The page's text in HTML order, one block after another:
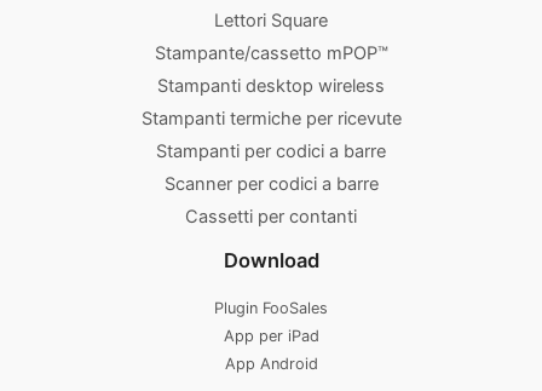
Lettori Square
Stampante/cassetto mPOP™
Stampanti desktop wireless
Stampanti termiche per ricevute
Stampanti per codici a barre
Scanner per codici a barre
Cassetti per contanti
Download
Plugin FooSales
App per iPad
App Android